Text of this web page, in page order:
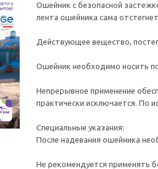
Ошейник с безопасной
лента ошейника сама
Действующее вещество,
Ошейник необходимо носить
Непрерывное применение
практически исключается. По
Специальные указания:
После надевания ошейника
Не рекомендуется применять